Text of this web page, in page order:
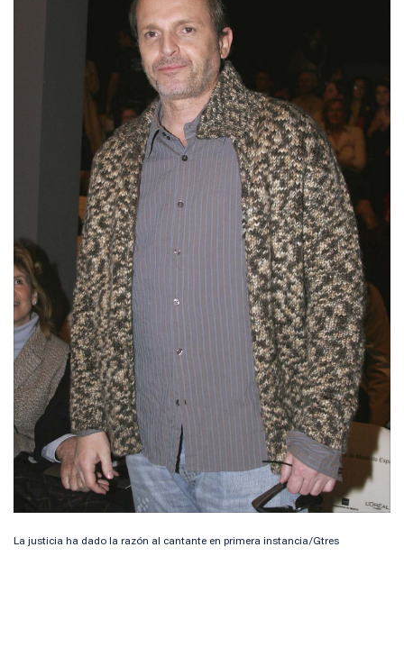
La justicia ha dado la razón al cantante en primera instancia/Gtres